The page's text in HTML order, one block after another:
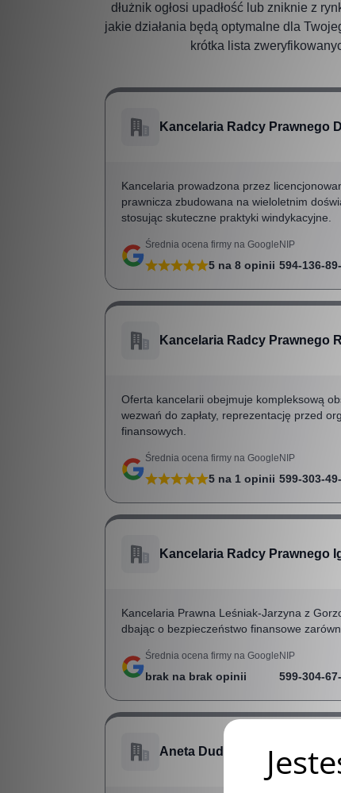
dłużnik ogłosi upadłość lub zniknie z
jakie działania będą optymalne dla
krótka lista
Kancelaria Radcy Prawnego
Kancelaria prowadzona przez
prawnicza zbudowana na wieloletnim
stosując skuteczne praktyki windykacyjne.
Średnia ocena firmy na Google
5 na 8 opinii
NIP
594-136-
Kancelaria Radcy Prawnego
Oferta kancelarii obejmuje kompleksową
wezwań do zapłaty, reprezentację przed
finansowych.
Średnia ocena firmy na Google
5 na 1 opinii
NIP
599-303-
Kancelaria Radcy Prawnego
Kancelaria Prawna Leśniak-Jarzyna z
dbając o bezpieczeństwo finansowe
Średnia ocena firmy na Google
brak na brak opinii
NIP
599-304-
Aneta Dudycz – Adwokat